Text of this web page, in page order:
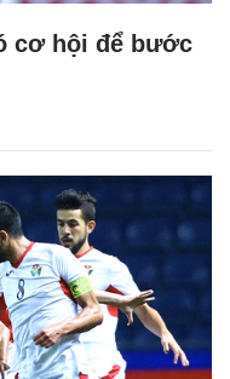
cơ hội để bước